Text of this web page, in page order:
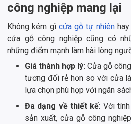
công nghiệp mang lại
Không kém gì cửa gỗ tự nhiênhay
cửa gỗ công nghiệp cũng có
những điểm mạnh làm hài lòng
Giá thành hợp lý: Cửa gỗ
tương đối rẻ hơn so với cửa
lựa chọn phù hợp với ngân
Đa dạng về thiết kế: Với
sản xuất, cửa gỗ công